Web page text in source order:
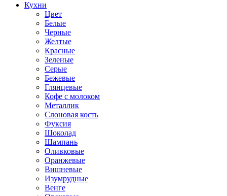
Кухни
Цвет
Белые
Черные
Желтые
Красные
Зеленые
Серые
Бежевые
Глянцевые
Кофе с молоком
Металлик
Слоновая кость
Фуксия
Шоколад
Шампань
Оливковые
Оранжевые
Вишневые
Изумрудные
Венге